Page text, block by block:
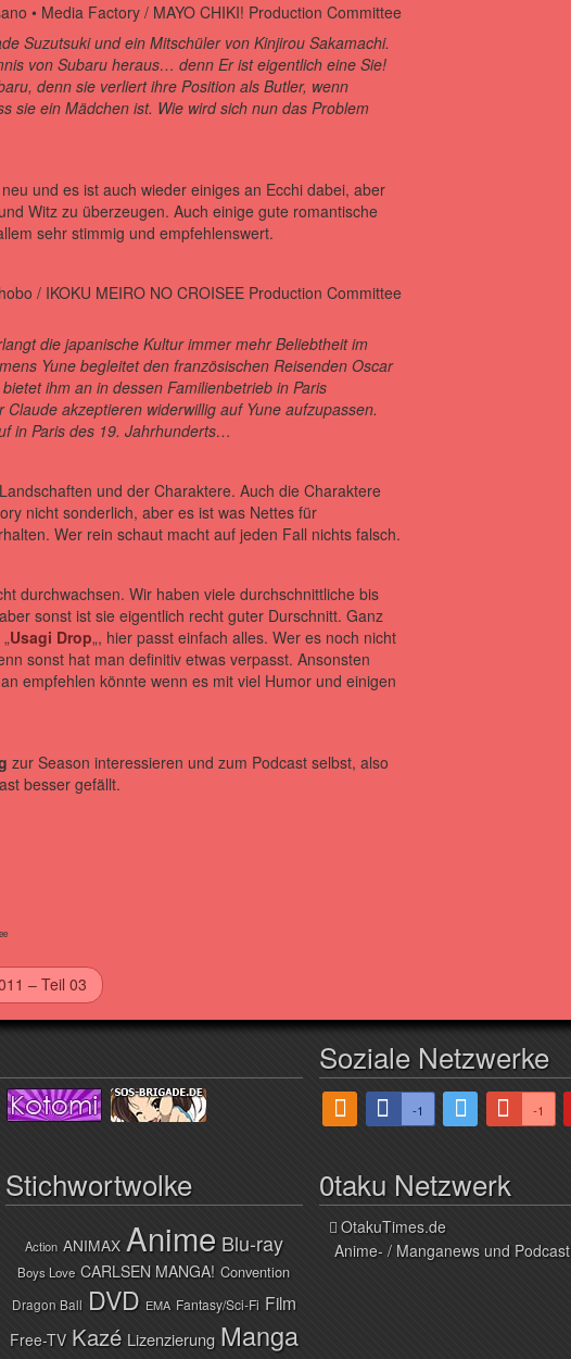
Suzutsuki und ein Mitschüler von Kinjirou Sakamachi.
von Subaru heraus… denn Er ist eigentlich eine Sie!
denn sie verliert ihre Position als Butler, wenn
sie ein Mädchen ist. Wie wird sich nun das Problem
und es ist auch wieder einiges an Ecchi dabei, aber
Witz zu überzeugen. Auch einige gute romantische
sehr stimmig und empfehlenswert.
die japanische Kultur immer mehr Beliebtheit im
Yune begleitet den französischen Reisenden Oscar
ihm an in dessen Familienbetrieb in Paris
akzeptieren widerwillig auf Yune aufzupassen.
in Paris des 19. Jahrhunderts…
und der Charaktere. Auch die Charaktere
nicht sonderlich, aber es ist was Nettes für
Wer rein schaut macht auf jeden Fall nichts falsch.
durchwachsen. Wir haben viele durchschnittliche bis
sonst ist sie eigentlich recht guter Durschnitt. Ganz
Usagi Drop„, hier passt einfach alles. Wer es noch nicht
sonst hat man definitiv etwas verpasst. Ansonsten
empfehlen könnte wenn es mit viel Humor und einigen
zur Season interessieren und zum Podcast selbst, also
besser gefällt.
– Teil 03
Soziale Netzwerke
-1 -1
Stichwortwolke
Action ANIMAX Anime Blu-ray
Boys Love CARLSEN MANGA! Convention
Dragon Ball DVD EMA Fantasy/Sci-Fi Film
Free-TV Kazé Lizenzierung Manga
0taku Netzwerk
OtakuTimes.de
Anime- / Manganews und Podcast